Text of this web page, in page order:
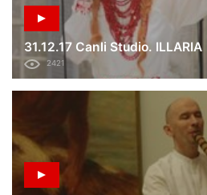
31.12.17 Canli Studio. ILLARIA
2421